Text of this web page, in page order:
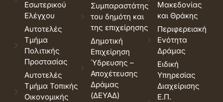
Εσωτερικού
Ελέγχου
Αυτοτελές
Τμήμα
Πολιτικής
Προστασίας
Αυτοτελές
Τμήμα Τοπικής
Οικονομικής
Συμπαραστάτης
του δημότη και
της επιχείρησης
Δημοτική
Επιχείρηση
Ύδρευσης –
Αποχέτευσης
Δράμας
(ΔΕΥΑΔ)
Μακεδονίας
και Θράκης
Περιφερειακή
Ενότητα
Δράμας
Ειδική
Υπηρεσίας
Διαχείρισης
Ε.Π.